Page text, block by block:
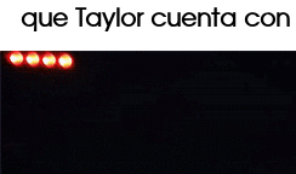
que Taylor cuenta con